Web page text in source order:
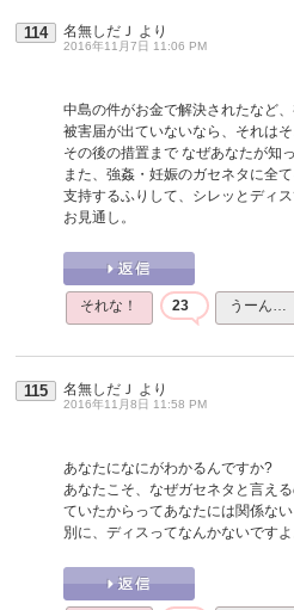
114 名無しだＪ より
2016年11月7日 11:06 PM
中島の件がお金で解決されたなど、
被害届が出ていないなら、それはそ
その後の措置まで なぜあなたが知
また、強姦・妊娠のガセネタに全
支持するふりして、シレッとディス
お見通し。
それな！ 23 うーん…
115 名無しだＪ より
2016年11月8日 11:58 PM
あなたになにがわかるんですか?
あなたこそ、なぜガセネタと言え
ていたからってあなたには関係ない
別に、ディスってなんかないですよ